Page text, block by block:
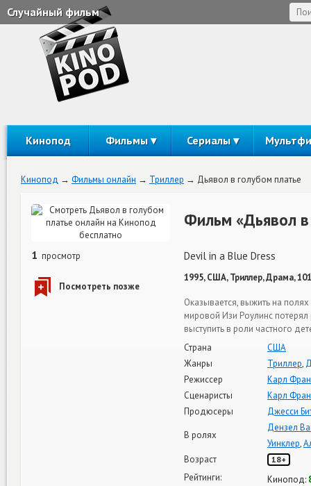
Случайный фильм
Кинопод Фильмы Сериалы
Кинопод Фильмы онлайн Триллер Дьявол в голубом платье
1 просмотр
Фильм «Дьявол в
Devil in a Blue Dress
1995, США, Триллер, Драма,
Оказывается, выжить на
мировой Изи Роулинс
выступить в роли частного
Страна
США
Жанры
Триллер,
Режиссер
Карл
Сценаристы
Карл
Продюсеры
Джесси
В ролях
Дензел
Уинклер,
Возраст
18+
Рейтинги: Кинопод: